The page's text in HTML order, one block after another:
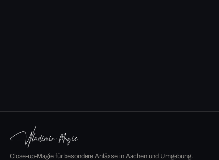
Close-up-Magie für besondere Anlässe in Aachen und Umgebung.